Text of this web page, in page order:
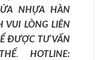
NHỰA HÀN
VUI LÒNG LIÊN
ĐƯỢC TƯ VẤN
. HOTLINE: